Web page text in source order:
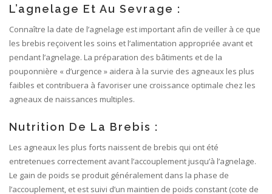
L’agnelage Et Au Sevrage :
Connaître la date de l’agnelage est important afin de veiller à ce que
les brebis reçoivent les soins et l’alimentation appropriée avant et
pendant l’agnelage. La préparation des bâtiments et de la
pouponnière « d’urgence » aidera à la survie des agneaux les plus
faibles et contribuera à favoriser une croissance optimale chez les
agneaux de naissances multiples.
Nutrition De La Brebis :
Les agneaux les plus forts naissent de brebis qui ont été
entretenues correctement avant l’accouplement jusqu’à l’agnelage.
Le gain de poids se produit généralement dans la phase de
l’accouplement, et est suivi d’un maintien de poids constant (cote de